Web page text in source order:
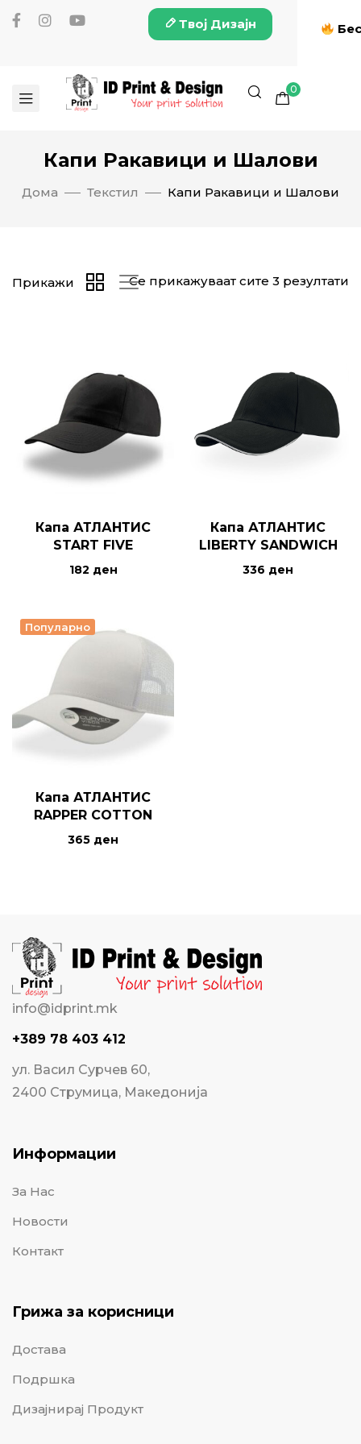
Твој Дизајн
0
Капи Ракавици и Шалови
Дома Текстил Капи Ракавици и Шалови
Се прикажуваат сите 3 резултати
Прикажи
Капа АТЛАНТИС
START FIVE
182 ден
Капа АТЛАНТИС
LIBERTY SANDWICH
336 ден
Популарно
Капа АТЛАНТИС
RAPPER COTTON
365 ден
info@idprint.mk
+389 78 403 412
ул. Васил Сурчев 60,
2400 Струмица, Македонија
Информации
За Нас
Новости
Контакт
Грижа за корисници
Достава
Подршка
Дизајнирај Продукт